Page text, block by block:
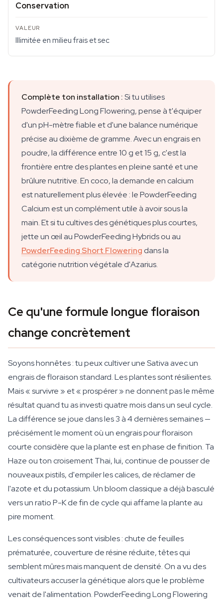
Conservation
Illimitée en milieu frais et sec
Complète ton installation :Si tu utilises
PowderFeeding Long Flowering, pense à t'équiper
d'un pH-mètre fiable et d'une balance numérique
précise au dixième de gramme. Avec un engrais en
poudre, la différence entre 10 g et 15 g, c'est la
frontière entre des plantes en pleine santé et une
brûlure nutritive. En coco, la demande en calcium
est naturellement plus élevée : le PowderFeeding
Calcium est un complément utile à avoir sous la
main. Et si tu cultives des génétiques plus courtes,
jette un œil au PowderFeeding Hybrids ou au
PowderFeeding Short Flowering dans la
catégorie nutrition végétale d'Azarius.
Ce qu'une formule longue floraison
change concrètement
Soyons honnêtes : tu peux cultiver une Sativa avec un
engrais de floraison standard. Les plantes sont résilientes.
Mais « survivre » et « prospérer » ne donnent pas le même
résultat quand tu as investi quatre mois dans un seul cycle.
La différence se joue dans les 3 à 4 dernières semaines —
précisément le moment où un engrais pour floraison
courte considère que la plante est en phase de finition. Ta
Haze ou ton croisement Thai, lui, continue de pousser de
nouveaux pistils, d'empiler les calices, de réclamer de
l'azote et du potassium. Un bloom classique a déjà basculé
vers un ratio P-K de fin de cycle qui affame la plante au
pire moment.
Les conséquences sont visibles : chute de feuilles
prématurée, couverture de résine réduite, têtes qui
semblent mûres mais manquent de densité. On a vu des
cultivateurs accuser la génétique alors que le problème
venait de l'alimentation. PowderFeeding Long Flowering